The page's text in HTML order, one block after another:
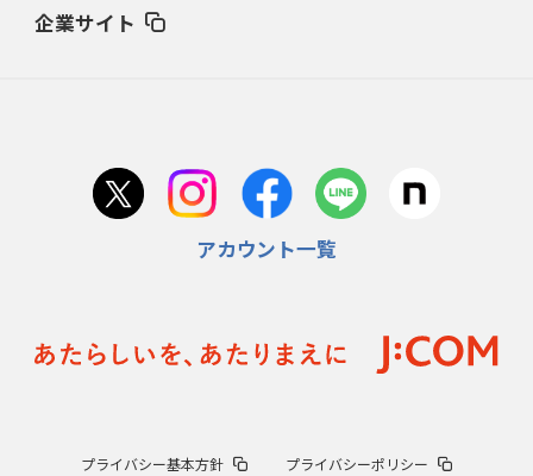
企業サイト
アカウント一覧
プライバシー基本方針 プライバシーポリシー